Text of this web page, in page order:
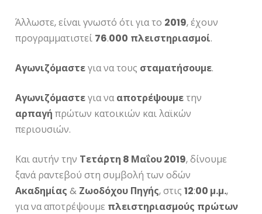
Άλλωστε, είναι γνωστό ότι για το 2019, έχουν
προγραμματιστεί 76.000 πλειστηριασμοί.
Αγωνιζόμαστεγια να τους σταματήσουμε.
Αγωνιζόμαστεγια νααποτρέψουμετην
αρπαγή πρώτων κατοικιών και λαϊκών
περιουσιών.
Και αυτήν την Τετάρτη 8 Μαΐου 2019, δίνουμε
ξανά ραντεβού στη συμβολή των οδών
Ακαδημίας & Ζωοδόχου Πηγής, στις12:00 μ.μ.,
για να αποτρέψουμε πλειστηριασμούς πρώτων